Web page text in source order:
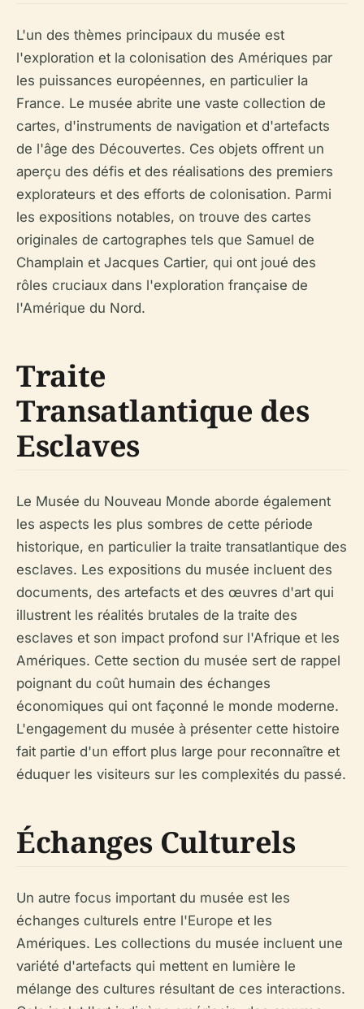
L'un des thèmes principaux du musée est
l'exploration et la colonisation des Amériques par
les puissances européennes, en particulier la
France. Le musée abrite une vaste collection de
cartes, d'instruments de navigation et d'artefacts
de l'âge des Découvertes. Ces objets offrent un
aperçu des défis et des réalisations des premiers
explorateurs et des efforts de colonisation. Parmi
les expositions notables, on trouve des cartes
originales de cartographes tels que Samuel de
Champlain et Jacques Cartier, qui ont joué des
rôles cruciaux dans l'exploration française de
l'Amérique du Nord.
Traite
Transatlantique des
Esclaves
Le Musée du Nouveau Monde aborde également
les aspects les plus sombres de cette période
historique, en particulier la traite transatlantique des
esclaves. Les expositions du musée incluent des
documents, des artefacts et des œuvres d'art qui
illustrent les réalités brutales de la traite des
esclaves et son impact profond sur l'Afrique et les
Amériques. Cette section du musée sert de rappel
poignant du coût humain des échanges
économiques qui ont façonné le monde moderne.
L'engagement du musée à présenter cette histoire
fait partie d'un effort plus large pour reconnaître et
éduquer les visiteurs sur les complexités du passé.
Échanges Culturels
Un autre focus important du musée est les
échanges culturels entre l'Europe et les
Amériques. Les collections du musée incluent une
variété d'artefacts qui mettent en lumière le
mélange des cultures résultant de ces interactions.